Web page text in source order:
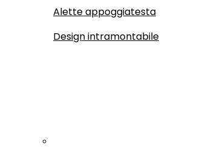
Alette appoggiatesta
Design intramontabile